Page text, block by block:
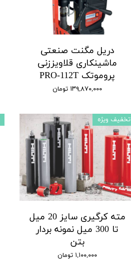
دریل مگنت صنعتی
ماشینکاری قلاویززنی
پروموتک PRO-112T
۱۳۹,۸۷۰,۰۰۰ تومان
مته کرگیری سایز 20 میل
تا 300 میل نمونه بردار
بتن
۱,۱۰۰,۰۰۰ تومان
تخفیف ویژه